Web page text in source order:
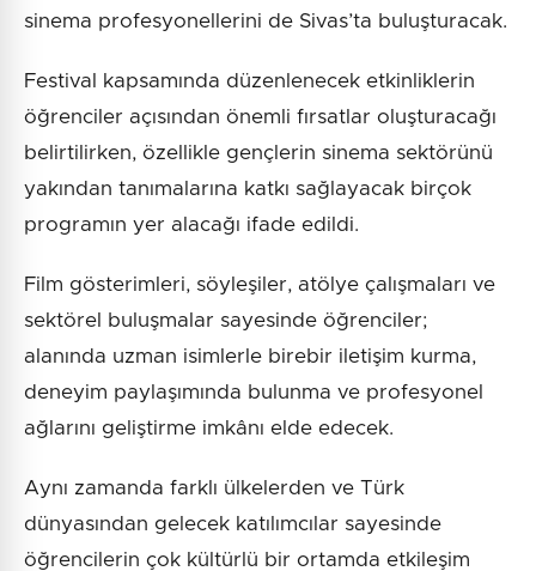
sinema profesyonellerini de Sivas’ta buluşturacak.
Festival kapsamında düzenlenecek etkinliklerin
öğrenciler açısından önemli fırsatlar oluşturacağı
belirtilirken, özellikle gençlerin sinema sektörünü
yakından tanımalarına katkı sağlayacak birçok
programın yer alacağı ifade edildi.
Film gösterimleri, söyleşiler, atölye çalışmaları ve
sektörel buluşmalar sayesinde öğrenciler;
alanında uzman isimlerle birebir iletişim kurma,
deneyim paylaşımında bulunma ve profesyonel
ağlarını geliştirme imkânı elde edecek.
Aynı zamanda farklı ülkelerden ve Türk
dünyasından gelecek katılımcılar sayesinde
öğrencilerin çok kültürlü bir ortamda etkileşim